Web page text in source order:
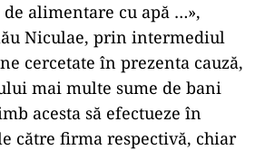
alimentare cu apă …»,
Niculae, prin intermediul
cercetate în prezenta cauză,
mai multe sume de bani
acesta să efectueze în
către firma respectivă, chiar